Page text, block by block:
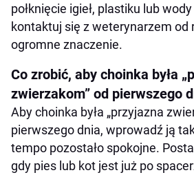
połknięcie igieł, plastiku lub
kontaktuj się z weterynarzem od
ogromne znaczenie.
Co zrobić, aby choinka była
zwierzakom” od pierwszego
Aby choinka była „przyjazna
pierwszego dnia, wprowadź ją
tempo pozostało spokojne.
gdy pies lub kot jest już po